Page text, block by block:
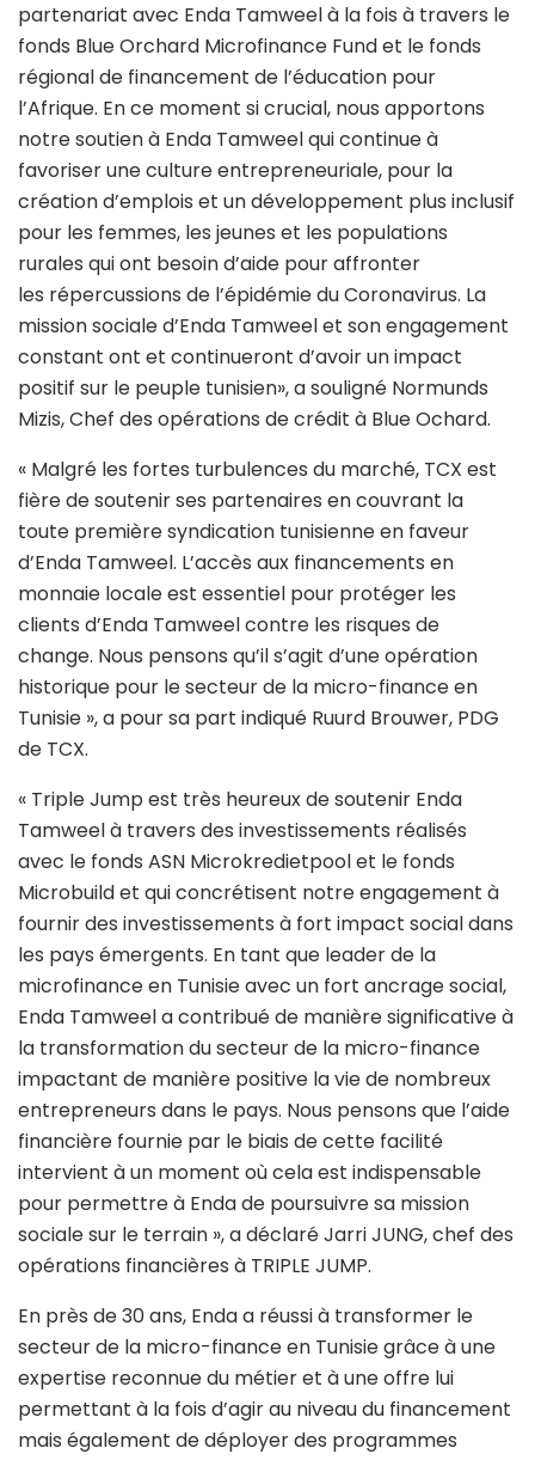
partenariat avec Enda Tamweel à la fois à travers le
fonds Blue Orchard Microfinance Fund et le fonds
régional de financement de l’éducation pour
l’Afrique. En ce moment si crucial, nous apportons
notre soutien à Enda Tamweel qui continue à
favoriser une culture entrepreneuriale, pour la
création d’emplois et un développement plus inclusif
pour les femmes, les jeunes et les populations
rurales qui ont besoin d’aide pour affronter
les répercussions de l’épidémie du Coronavirus. La
mission sociale d’Enda Tamweel et son engagement
constant ont et continueront d’avoir un impact
positif sur le peuple tunisien», a souligné Normunds
Mizis, Chef des opérations de crédit à Blue Ochard.
« Malgré les fortes turbulences du marché, TCX est
fière de soutenir ses partenaires en couvrant la
toute première syndication tunisienne en faveur
d’Enda Tamweel. L’accès aux financements en
monnaie locale est essentiel pour protéger les
clients d’Enda Tamweel contre les risques de
change. Nous pensons qu’il s’agit d’une opération
historique pour le secteur de la micro-finance en
Tunisie », a pour sa part indiqué Ruurd Brouwer, PDG
de TCX.
« Triple Jump est très heureux de soutenir Enda
Tamweel à travers des investissements réalisés
avec le fonds ASN Microkredietpool et le fonds
Microbuild et qui concrétisent notre engagement à
fournir des investissements à fort impact social dans
les pays émergents. En tant que leader de la
microfinance en Tunisie avec un fort ancrage social,
Enda Tamweel a contribué de manière significative à
la transformation du secteur de la micro-finance
impactant de manière positive la vie de nombreux
entrepreneurs dans le pays. Nous pensons que l’aide
financière fournie par le biais de cette facilité
intervient à un moment où cela est indispensable
pour permettre à Enda de poursuivre sa mission
sociale sur le terrain », a déclaré Jarri JUNG, chef des
opérations financières à TRIPLE JUMP.
En près de 30 ans, Enda a réussi à transformer le
secteur de la micro-finance en Tunisie grâce à une
expertise reconnue du métier et à une offre lui
permettant à la fois d’agir au niveau du financement
mais également de déployer des programmes